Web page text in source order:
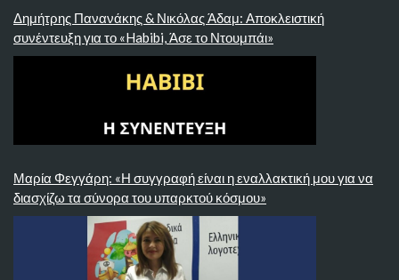
Δημήτρης Πανανάκης & Νικόλας Άδαμ: Αποκλειστική
συνέντευξη για το «Habibi, Άσε το Ντουμπάι»
Μαρία Φεγγάρη: «Η συγγραφή είναι η εναλλακτική μου για να
διασχίζω τα σύνορα του υπαρκτού κόσμου»